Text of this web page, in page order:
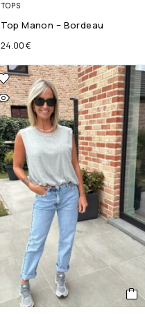
TOPS
Top Manon – Bordeau
24.00€